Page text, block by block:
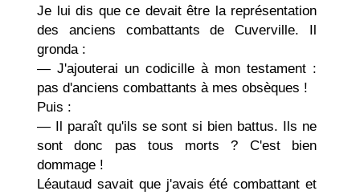
Je lui dis que ce devait être la représentation
des anciens combattants de Cuverville. Il
gronda :
— J'ajouterai un codicille à mon testament :
pas d'anciens combattants à mes obsèques !
Puis :
— Il paraît qu'ils se sont si bien battus. Ils ne
sont donc pas tous morts ? C'est bien
dommage !
Léautaud savait que j'avais été combattant et